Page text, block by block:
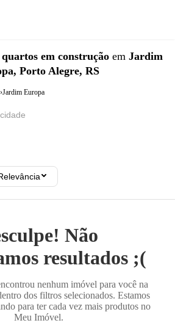
quartos em construção em Jardim
Porto Alegre, RS
›Jardim Europa
Não
resultados ;(
nenhum imóvel para você na
dos filtros selecionados. Estamos
para ter cada vez mais produtos no
Meu Imóvel.